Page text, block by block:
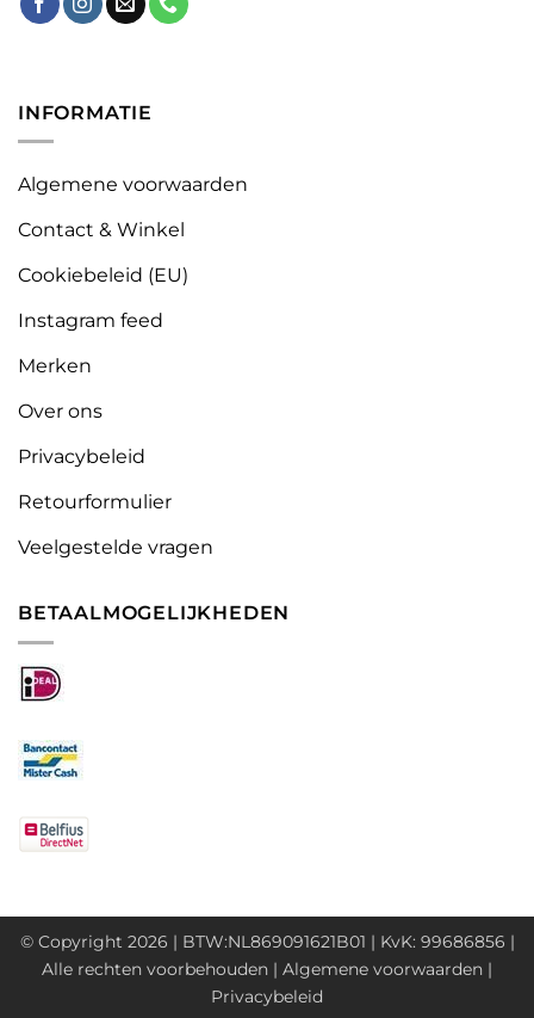
INFORMATIE
Algemene voorwaarden
Contact & Winkel
Cookiebeleid (EU)
Instagram feed
Merken
Over ons
Privacybeleid
Retourformulier
Veelgestelde vragen
BETAALMOGELIJKHEDEN
© Copyright 2026 | BTW:NL869091621B01 | KvK: 99686856 |
Alle rechten voorbehouden | Algemene voorwaarden |
Privacybeleid